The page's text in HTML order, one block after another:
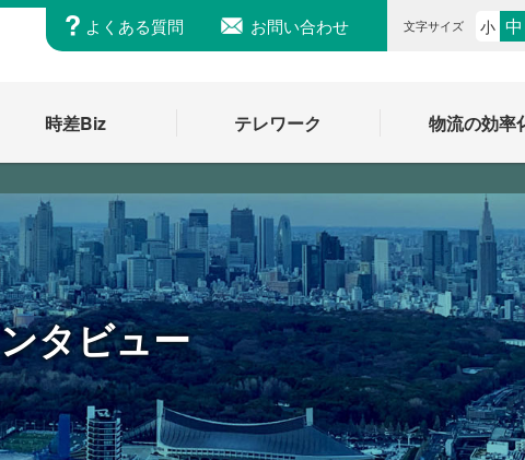
よくある質問 お問い合わせ 文字サイズ 小 中
時差Biz テレワーク 物流の効率
タビュー